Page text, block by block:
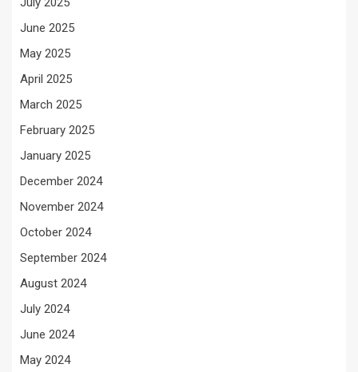
June 2025
May 2025
April 2025
March 2025
February 2025
January 2025
December 2024
November 2024
October 2024
September 2024
August 2024
July 2024
June 2024
May 2024